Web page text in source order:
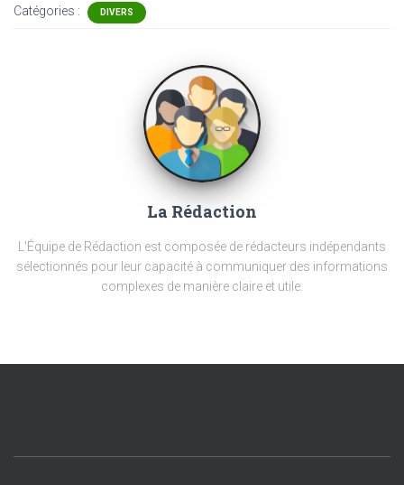
Catégories : DIVERS
La Rédaction
L'Équipe de Rédaction est composée de rédacteurs indépendants
sélectionnés pour leur capacité à communiquer des informations
complexes de manière claire et utile.